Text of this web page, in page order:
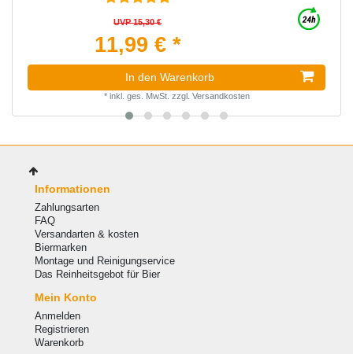
UVP 15,30 €
11,99 € *
In den Warenkorb
* inkl. ges. MwSt. zzgl. Versandkosten
Informationen
Zahlungsarten
FAQ
Versandarten & kosten
Biermarken
Montage und Reinigungservice
Das Reinheitsgebot für Bier
Mein Konto
Anmelden
Registrieren
Warenkorb